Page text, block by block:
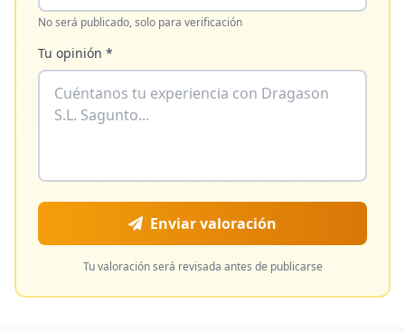
No será publicado, solo para verificación
Tu opinión *
Enviar valoración
Tu valoración será revisada antes de publicarse